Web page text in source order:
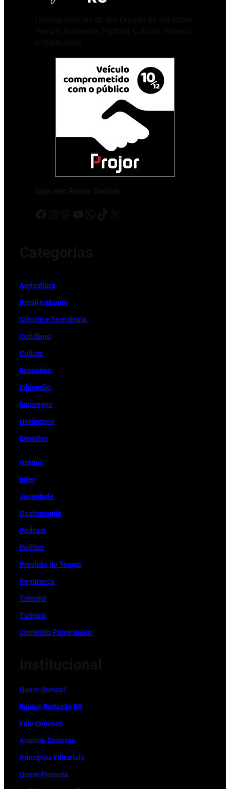
Agricultura
Brasil e Mundo
Ciência e Tecnologia
Cotidiano
Cultura
Economia
Educação
Empregos
Horóscopo
Esportes
Grêmio
Inter
Juventude
Gastronomia
Podcast
Política
Previsão do Tempo
Segurança
Trânsito
Turismo
Conteúdo Patrocinado
Quem Somos?
Equipe Redação RS
Fale Conosco
Anuncie Conosco
Princípios Editoriais
Quem Financia